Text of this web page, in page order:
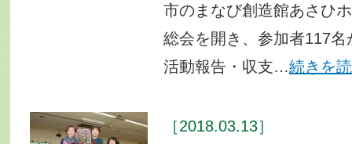
市のまなび創造館あさひ
総会を開き、参加者117
活動報告・収支…続きを
［2018.03.13］